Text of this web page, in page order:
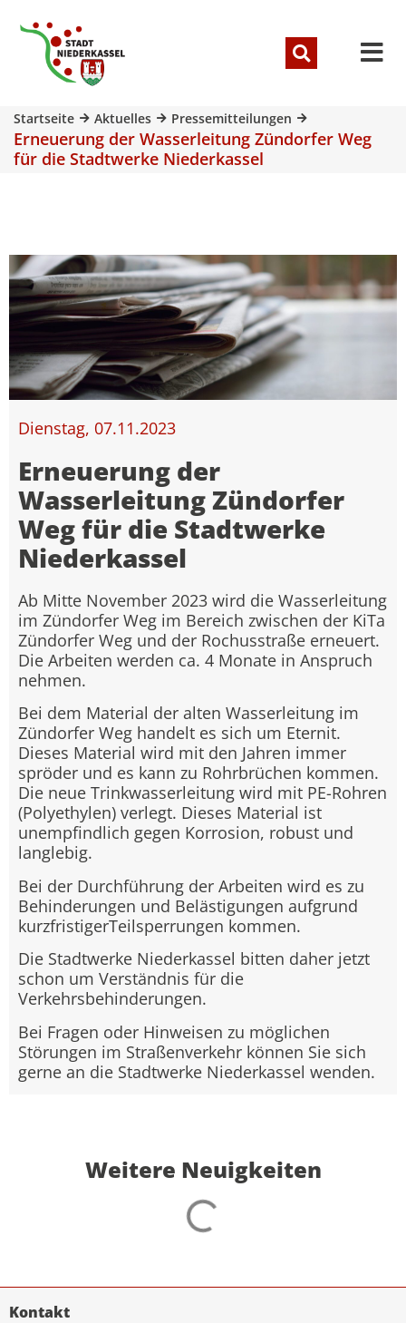
Startseite Aktuelles Pressemitteilungen
Erneuerung der Wasserleitung Zündorfer Weg
für die Stadtwerke Niederkassel
Dienstag, 07.11.2023
Erneuerung der
Wasserleitung Zündorfer
Weg für die Stadtwerke
Niederkassel
Ab Mitte November 2023 wird die Wasserleitung
im Zündorfer Weg im Bereich zwischen der KiTa
Zündorfer Weg und der Rochusstraße erneuert.
Die Arbeiten werden ca. 4 Monate in Anspruch
nehmen.
Bei dem Material der alten Wasserleitung im
Zündorfer Weg handelt es sich um Eternit.
Dieses Material wird mit den Jahren immer
spröder und es kann zu Rohrbrüchen kommen.
Die neue Trinkwasserleitung wird mit PE-Rohren
(Polyethylen) verlegt. Dieses Material ist
unempfindlich gegen Korrosion, robust und
langlebig.
Bei der Durchführung der Arbeiten wird es zu
Behinderungen und Belästigungen aufgrund
kurzfristigerTeilsperrungen kommen.
Die Stadtwerke Niederkassel bitten daher jetzt
schon um Verständnis für die
Verkehrsbehinderungen.
Bei Fragen oder Hinweisen zu möglichen
Störungen im Straßenverkehr können Sie sich
gerne an die Stadtwerke Niederkassel wenden.
Weitere Neuigkeiten
Kontakt